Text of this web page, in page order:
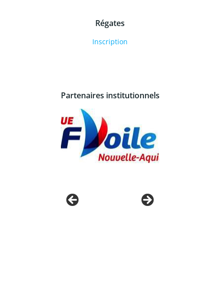
Régates
Inscription
Partenaires institutionnels